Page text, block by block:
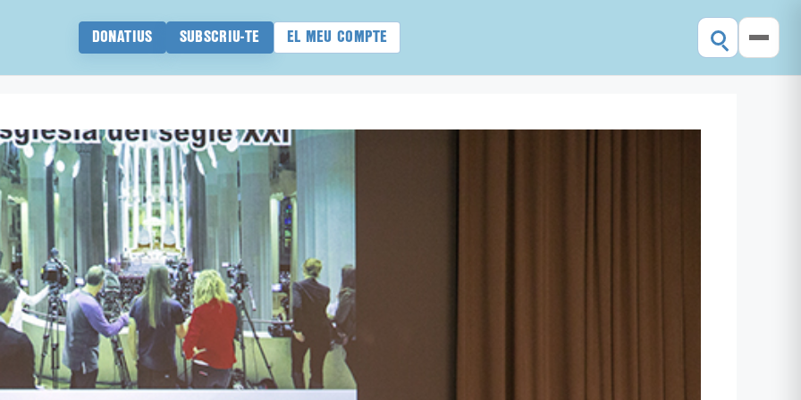
DONATIUS SUBSCRIU-TE EL MEU COMPTE